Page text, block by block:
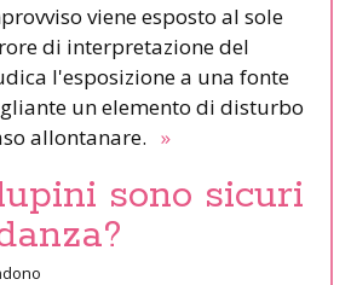
viene esposto al sole
di interpretazione del
l'esposizione a una fonte
un elemento di disturbo
allontanare. »
sono sicuri